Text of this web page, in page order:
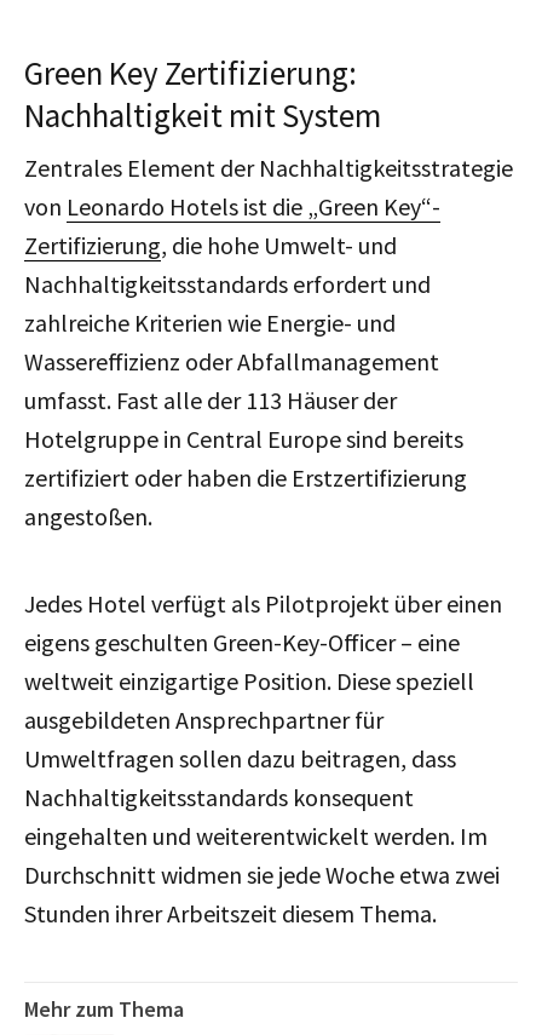
Green Key Zertifizierung:
Nachhaltigkeit mit System
Zentrales Element der Nachhaltigkeitsstrategie
von Leonardo Hotels ist die „Green Key“-
Zertifizierung, die hohe Umwelt- und
Nachhaltigkeitsstandards erfordert und
zahlreiche Kriterien wie Energie- und
Wassereffizienz oder Abfallmanagement
umfasst. Fast alle der 113 Häuser der
Hotelgruppe in Central Europe sind bereits
zertifiziert oder haben die Erstzertifizierung
angestoßen.
Jedes Hotel verfügt als Pilotprojekt über einen
eigens geschulten Green-Key-Officer – eine
weltweit einzigartige Position. Diese speziell
ausgebildeten Ansprechpartner für
Umweltfragen sollen dazu beitragen, dass
Nachhaltigkeitsstandards konsequent
eingehalten und weiterentwickelt werden. Im
Durchschnitt widmen sie jede Woche etwa zwei
Stunden ihrer Arbeitszeit diesem Thema.
Mehr zum Thema